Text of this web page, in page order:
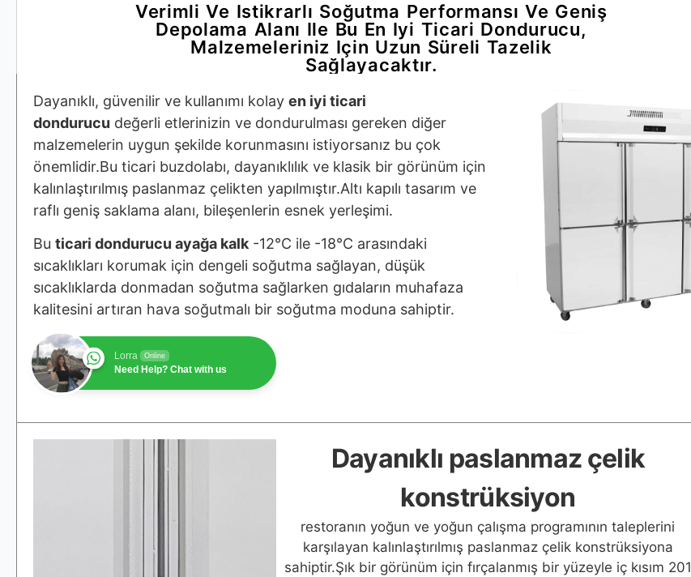
Verimli Ve Istikrarlı Soğutma Performansı Ve Geniş
Depolama Alanı Ile Bu En Iyi Ticari Dondurucu,
Malzemeleriniz Için Uzun Süreli Tazelik
Sağlayacaktır.
Dayanıklı, güvenilir ve kullanımı kolay en iyi ticari
dondurucu değerli etlerinizin ve dondurulması gereken diğer
malzemelerin uygun şekilde korunmasını istiyorsanız bu çok
önemlidir.Bu ticari buzdolabı, dayanıklılık ve klasik bir görünüm için
kalınlaştırılmış paslanmaz çelikten yapılmıştır.Altı kapılı tasarım ve
raflı geniş saklama alanı, bileşenlerin esnek yerleşimi.
Bu ticari dondurucu ayağa kalk-12°C ile -18°C arasındaki
sıcaklıkları korumak için dengeli soğutma sağlayan, düşük
sıcaklıklarda donmadan soğutma sağlarken gıdaların muhafaza
kalitesini artıran hava soğutmalı bir soğutma moduna sahiptir.
Lorra Online
Need Help? Chat with us
Dayanıklı paslanmaz çelik
konstrüksiyon
restoranın yoğun ve yoğun çalışma programının taleplerini
karşılayan kalınlaştırılmış paslanmaz çelik konstrüksiyona
sahiptir.Şık bir görünüm için fırçalanmış bir yüzeyle iç kısım 201